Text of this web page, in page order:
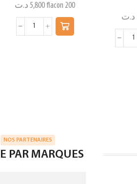
5,800 د.ت flacon 200
د.ت
NOS PARTENAIRES
PAR MARQUES